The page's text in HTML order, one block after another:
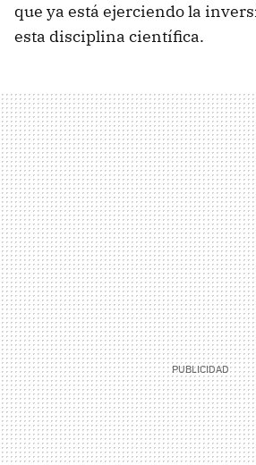
que ya está ejerciendo la
esta disciplina científica.